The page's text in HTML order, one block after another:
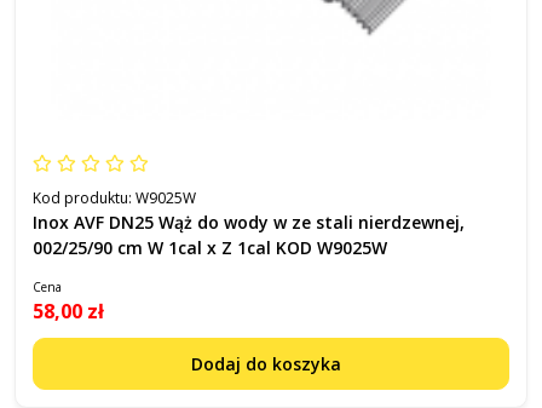
Kod produktu: W9025W
Inox AVF DN25 Wąż do wody w ze stali nierdzewnej,
002/25/90 cm W 1cal x Z 1cal KOD W9025W
Cena
58,00 zł
Dodaj do koszyka